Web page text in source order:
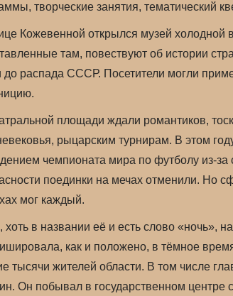
творческие занятия, тематический
Кожевенной открылся музей холодной
там, повествуют об истории
до распада СССР. Посетители могли
площади ждали романтиков,
рыцарским турнирам. В этом
чемпионата мира по футболу из-за
поединки на мечах отменили. Но
мог каждый.
хоть в названии её и есть слово «ночь»,
как и положено, в тёмное
тысячи жителей области. В том числе
Он побывал в государственном центре